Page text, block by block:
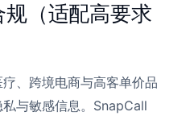
（适配高要求
、跨境电商与高客单价品
与敏感信息。SnapCall